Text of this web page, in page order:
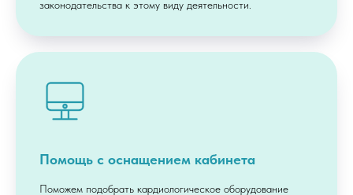
законодательства к этому виду деятельности.
Помощь с оснащением кабинета
Поможем подобрать кардиологическое оборудование